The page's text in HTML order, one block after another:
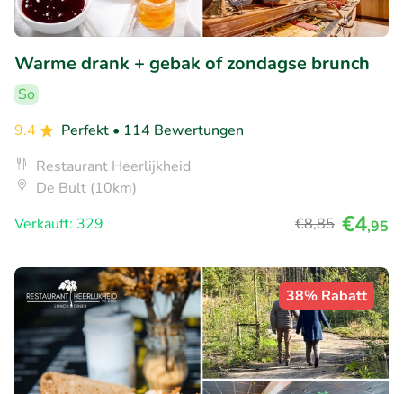
Warme drank + gebak of zondagse brunch
So
9.4
Perfekt • 114 Bewertungen
Restaurant Heerlijkheid
De Bult (10km)
Verkauft: 329
€8,85 €4,95
38% Rabatt